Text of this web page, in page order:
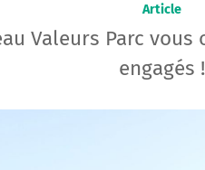
Article
Valeurs Parc
engagés !